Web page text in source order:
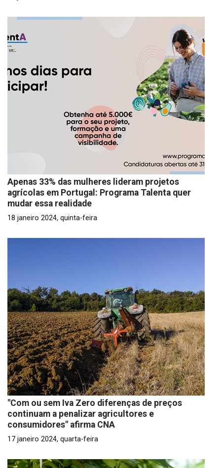
Apenas 33% das mulheres lideram projetos
agrícolas em Portugal: Programa Talenta quer
mudar essa realidade
18 janeiro 2024, quinta-feira
"Com ou sem Iva Zero diferenças de preços
continuam a penalizar agricultores e
consumidores" afirma CNA
17 janeiro 2024, quarta-feira